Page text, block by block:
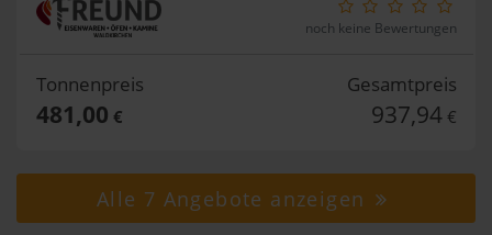
noch keine Bewertungen
Tonnenpreis
481,00 €
Gesamtpreis
937,94 €
Alle 7 Angebote anzeigen